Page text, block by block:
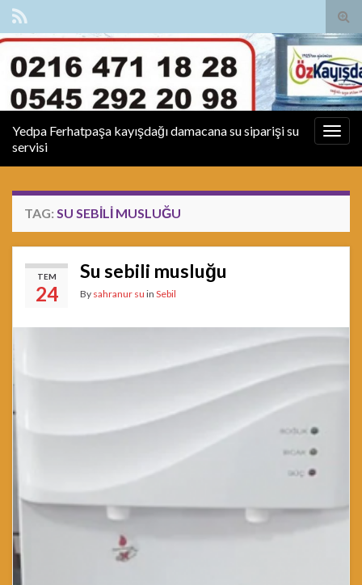
Yedpa Ferhatpaşa kayışdağı damacana su siparişi su
servisi
TAG: SU SEBILI MUSLUĞU
TEM
24
Su sebili musluğu
By sahranur su in Sebil